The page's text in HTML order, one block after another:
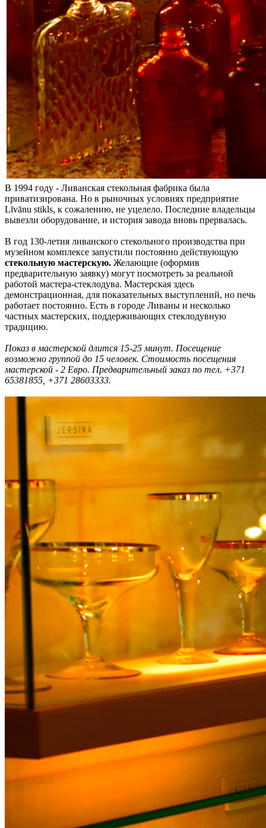
В 1994 году - Ливанская стекольная фабрика была
приватизирована. Но в рыночных условиях предприятие
Līvānu stikls, к сожалению, не уцелело. Последние владельцы
вывезли оборудование, и история завода вновь прервалась.
В год 130-летия ливанского стекольного производства при
музейном комплексе запустили постоянно действующую
стекольную мастерскую. Желающие (оформив
предварительную заявку) могут посмотреть за реальной
работой мастера-стеклодува. Мастерская здесь
демонстрационная, для показательных выступлений, но печь
работает постоянно. Есть в городе Ливаны и несколько
частных мастерских, поддерживающих стеклодувную
традицию.
Показ в мастерской длится 15-25 минут. Посещение
возможно группой до 15 человек. Стоимость посещения
мастерской - 2 Евро. Предварительный заказ по тел. +371
65381855, +371 28603333.